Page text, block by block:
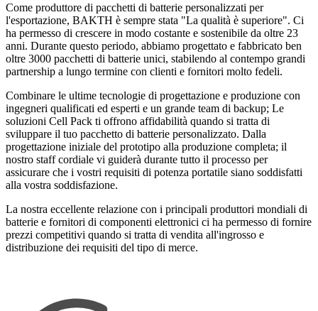
Come produttore di pacchetti di batterie personalizzati per
l'esportazione, BAKTH è sempre stata "La qualità è superiore". Ci
ha permesso di crescere in modo costante e sostenibile da oltre 23
anni. Durante questo periodo, abbiamo progettato e fabbricato ben
oltre 3000 pacchetti di batterie unici, stabilendo al contempo grandi
partnership a lungo termine con clienti e fornitori molto fedeli.
Combinare le ultime tecnologie di progettazione e produzione con
ingegneri qualificati ed esperti e un grande team di backup; Le
soluzioni Cell Pack ti offrono affidabilità quando si tratta di
sviluppare il tuo pacchetto di batterie personalizzato. Dalla
progettazione iniziale del prototipo alla produzione completa; il
nostro staff cordiale vi guiderà durante tutto il processo per
assicurare che i vostri requisiti di potenza portatile siano soddisfatti
alla vostra soddisfazione.
La nostra eccellente relazione con i principali produttori mondiali di
batterie e fornitori di componenti elettronici ci ha permesso di fornire
prezzi competitivi quando si tratta di vendita all'ingrosso e
distribuzione dei requisiti del tipo di merce.